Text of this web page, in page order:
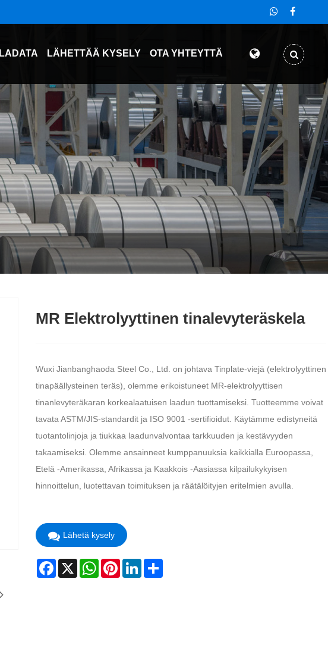
LADATA LÄHETTÄÄ KYSELY OTA YHTEYTTÄ
MR Elektrolyyttinen tinalevyteräskela
Wuxi Jianbanghaoda Steel Co., Ltd. on johtava Tinplate-viejä (elektrolyyttinen
tinapäällysteinen teräs), olemme erikoistuneet MR-elektrolyyttisen
tinanlevyteräkaran korkealaatuisen laadun tuottamiseksi. Tuotteemme voivat
tavata ASTM/JIS-standardit ja ISO 9001 -sertifioidut. Käytämme edistyneitä
tuotantolinjoja ja tiukkaa laadunvalvontaa tarkkuuden ja kestävyyden
takaamiseksi. Olemme ansainneet kumppanuuksia kaikkialla Euroopassa,
Etelä -Amerikassa, Afrikassa ja Kaakkois -Aasiassa kilpailukykyisen
hinnoittelun, luotettavan toimituksen ja räätälöityjen eritelmien avulla.
Lähetä kysely
Facebook
X WhatsAppPinterestLinkedInShare